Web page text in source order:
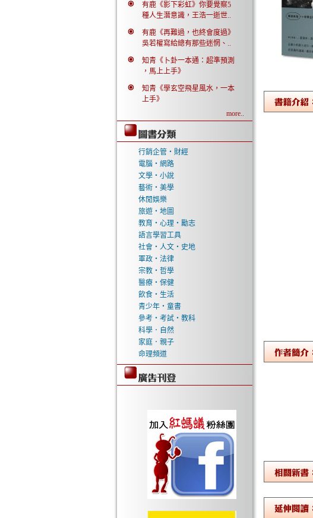
有鹿《影下彩虹》你要覺察5
種人生潛意識，王浩一逝世..
有鹿《再難過，也終會度過》
吳若權寫給總有那些迷惘、..
知青《卜卦一本通：超準預測
，馬上上手》
知青《學玄空飛星風水，一本
上手》
more..
行銷企管‧財經
電腦‧網路
文學‧小說
藝術‧美學
休閒娛樂
旅遊‧地圖
教育‧心理‧勵志
語言學習工具
社會‧人文‧史地
軍政‧法律
宗教‧哲學
醫療‧保健
飲食‧生活
青少年‧童書
參考‧考試‧教科
科學．自然
家庭．親子
命理頻道